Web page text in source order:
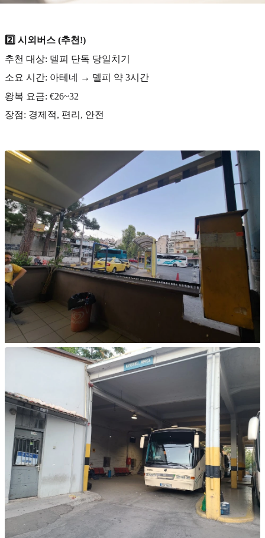
2️⃣ 시외버스 (추천!)
추천 대상: 델피 단독 당일치기
소요 시간: 아테네 → 델피 약 3시간
왕복 요금: €26~32
장점: 경제적, 편리, 안전